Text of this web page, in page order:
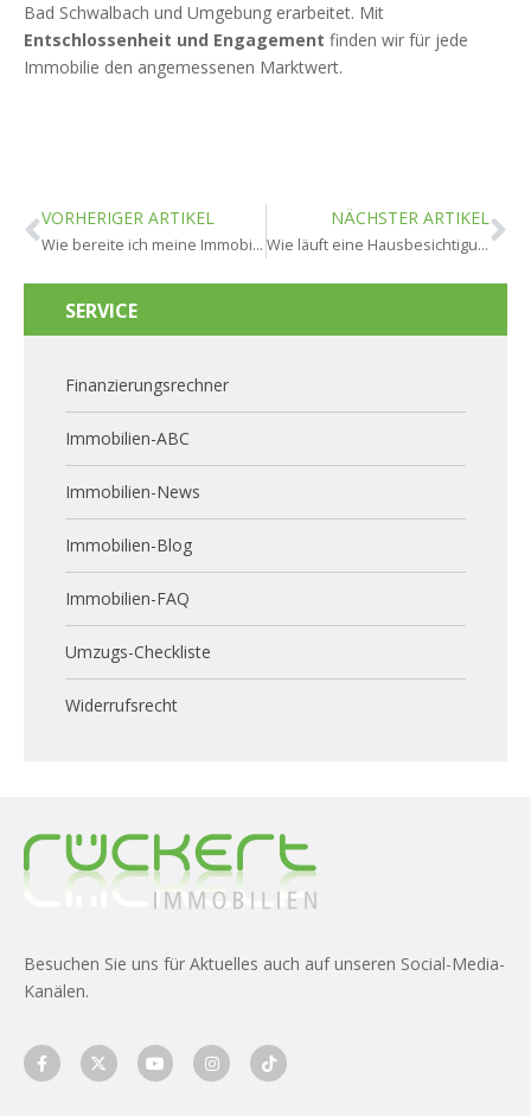
Bad Schwalbach und Umgebung erarbeitet. Mit
Entschlossenheit und Engagement finden wir für jede
Immobilie den angemessenen Marktwert.
VORHERIGER ARTIKEL
Wie bereite ich meine Immobilie für den Verkauf in Bad Schwalbach vor?
NÄCHSTER ARTIKEL
Wie läuft eine Hausbesichtigung in Bad Schwalbach ab?
SERVICE
Finanzierungsrechner
Immobilien-ABC
Immobilien-News
Immobilien-Blog
Immobilien-FAQ
Umzugs-Checkliste
Widerrufsrecht
Besuchen Sie uns für Aktuelles auch auf unseren Social-Media-
Kanälen.